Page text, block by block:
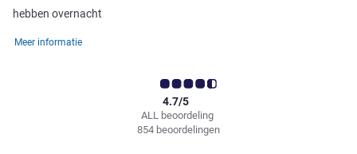
hebben overnacht
Meer informatie
ALL beoordeling
4.7/5
854 beoordelingen